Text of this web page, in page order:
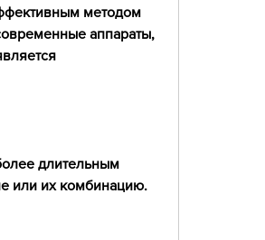
методом
аппараты,
длительным
или их комбинацию.